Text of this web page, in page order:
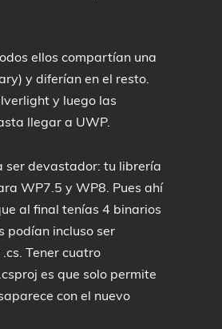
ellos compartían una
y diferían en el resto.
y luego las
llegar a UWP.
ser devastador: tu librería
WP7.5 y WP8. Pues ahí
al final tenías 4 binarios
podían incluso ser
Tener cuatro
es que solo permite
con el nuevo